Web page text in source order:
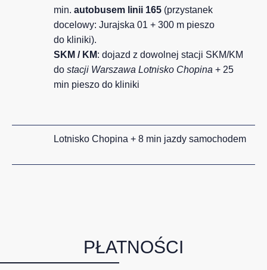
min. autobusem linii 165 (przystanek
docelowy: Jurajska 01 + 300 m pieszo
do kliniki).
SKM / KM: dojazd z dowolnej stacji SKM/KM
do stacji Warszawa Lotnisko Chopina + 25
min pieszo do kliniki
Lotnisko Chopina + 8 min jazdy samochodem
PŁATNOŚCI